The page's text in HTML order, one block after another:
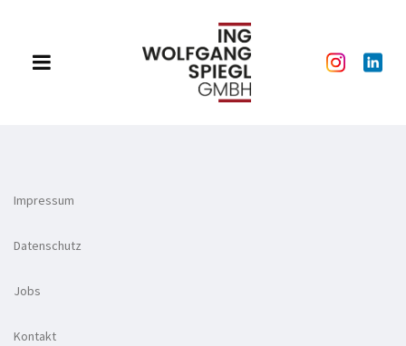
Impressum
Datenschutz
Jobs
Kontakt